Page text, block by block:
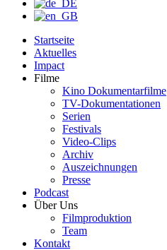
Startseite
Aktuelles
Impact
Filme
Kino Dokumentarfilme
TV-Dokumentationen
Serien
Festivals
Video-Clips
Archiv
Auszeichnungen
Presse
Podcast
Über Uns
Filmproduktion
Team
Kontakt